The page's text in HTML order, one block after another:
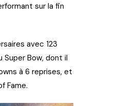
sur la fin
avec 123
Bow, dont il
à 6 reprises, et
Fame.